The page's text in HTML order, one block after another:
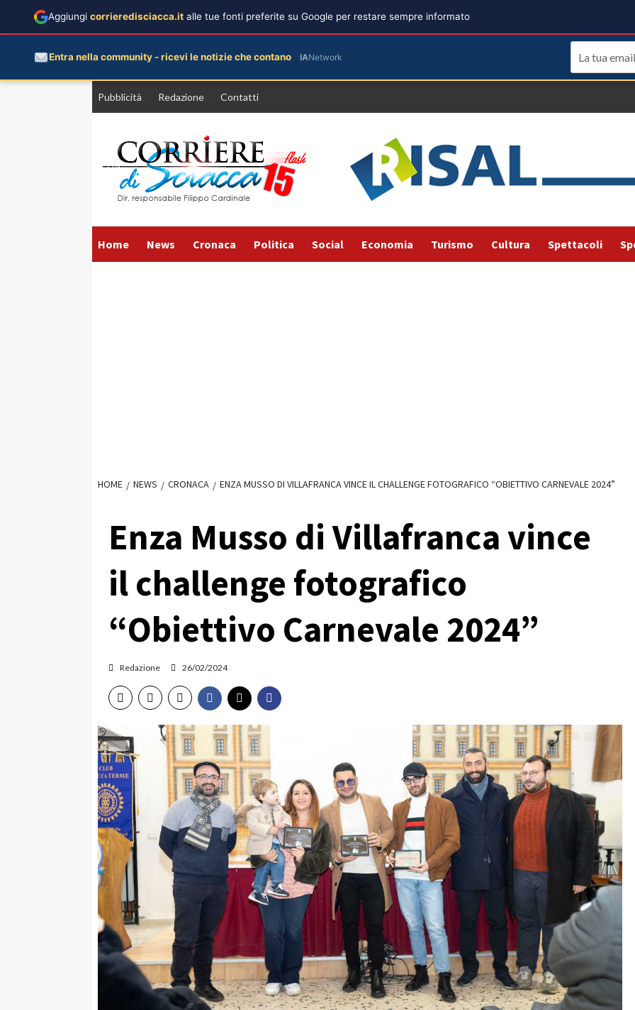
Pubblicità Redazione Contatti
Home News Cronaca Politica Social Economia Turismo Cultura Spettacoli
HOME NEWS CRONACA ENZA MUSSO DI VILLAFRANCA VINCE IL CHALLENGE FOTOGRAFICO “OBIETTIVO CARNEVALE 2024”
Enza Musso di Villafranca vince
il challenge fotografico
“Obiettivo Carnevale 2024”
Redazione 26/02/2024
Aggiungi corrieredisciacca.it alle tue fonti preferite su Google per restare sempre informato
Entra nella community - ricevi le notizie che contano IANetwork